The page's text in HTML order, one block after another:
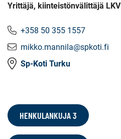
Yrittäjä, kiinteistönvälittäjä LKV
+358 50 355 1557
mikko.mannila@spkoti.fi
Sp-Koti Turku
HENKULANKUJA 3